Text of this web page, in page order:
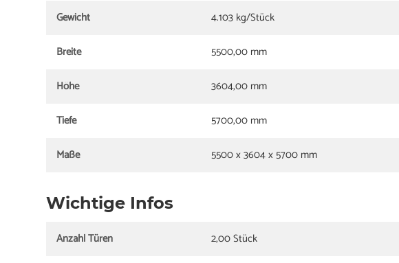
Gewicht
4.103 kg/Stück
Breite
5500,00 mm
Höhe
3604,00 mm
Tiefe
5700,00 mm
Maße
5500 x 3604 x 5700 mm
Wichtige Infos
Anzahl Türen
2,00 Stück